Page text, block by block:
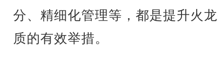
分、精细化管理等，都是提升火
质的有效举措。